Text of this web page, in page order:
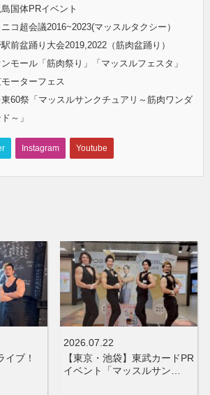
島国体PRイベント
ニコ超会議2016~2023(マッスルタクシー）
駅前盆踊り大会2019,2022（筋肉盆踊り）
ンモール「筋肉祭り」「マッスルフェスタ」
モーターフェス
東60祭「マッスルサンクチュアリ～筋肉ワンダ
～」
Instagram Youtube
イブ！
2026.07.22
【東京・池袋】東武カードPR
イベント「マッスルサン…